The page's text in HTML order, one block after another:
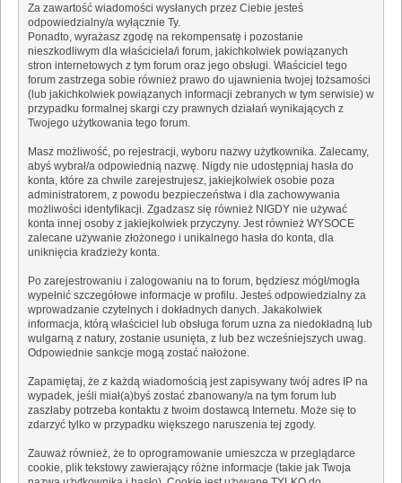
Za zawartość wiadomości wysłanych przez Ciebie jesteś
odpowiedzialny/a wyłącznie Ty.
Ponadto, wyrażasz zgodę na rekompensatę i pozostanie
nieszkodliwym dla właściciela/i forum, jakichkolwiek powiązanych
stron internetowych z tym forum oraz jego obsługi. Właściciel tego
forum zastrzega sobie również prawo do ujawnienia twojej tożsamości
(lub jakichkolwiek powiązanych informacji zebranych w tym serwisie) w
przypadku formalnej skargi czy prawnych działań wynikających z
Twojego użytkowania tego forum.
Masz możliwość, po rejestracji, wyboru nazwy użytkownika. Zalecamy,
abyś wybrał/a odpowiednią nazwę. Nigdy nie udostępniaj hasła do
konta, które za chwile zarejestrujesz, jakiejkolwiek osobie poza
administratorem, z powodu bezpieczeństwa i dla zachowywania
możliwości identyfikacji. Zgadzasz się również NIGDY nie używać
konta innej osoby z jakiejkolwiek przyczyny. Jest również WYSOCE
zalecane używanie złożonego i unikalnego hasła do konta, dla
uniknięcia kradzieży konta.
Po zarejestrowaniu i zalogowaniu na to forum, będziesz mógł/mogła
wypełnić szczegółowe informacje w profilu. Jesteś odpowiedzialny za
wprowadzanie czytelnych i dokładnych danych. Jakakolwiek
informacja, którą właściciel lub obsługa forum uzna za niedokładną lub
wulgarną z natury, zostanie usunięta, z lub bez wcześniejszych uwag.
Odpowiednie sankcje mogą zostać nałożone.
Zapamiętaj, że z każdą wiadomością jest zapisywany twój adres IP na
wypadek, jeśli miał(a)byś zostać zbanowany/a na tym forum lub
zaszłaby potrzeba kontaktu z twoim dostawcą Internetu. Może się to
zdarzyć tylko w przypadku większego naruszenia tej zgody.
Zauważ również, że to oprogramowanie umieszcza w przeglądarce
cookie, plik tekstowy zawierający różne informacje (takie jak Twoja